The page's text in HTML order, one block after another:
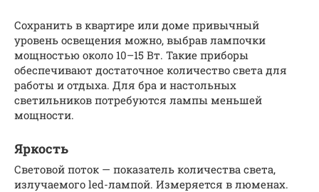
Сохранить в квартире или доме привычный
уровень освещения можно, выбрав лампочки
мощностью около 10–15 Вт. Такие приборы
обеспечивают достаточное количество света для
работы и отдыха. Для бра и настольных
светильников потребуются лампы меньшей
мощности.
Яркость
Световой поток — показатель количества света,
излучаемого led-лампой. Измеряется в люменах.